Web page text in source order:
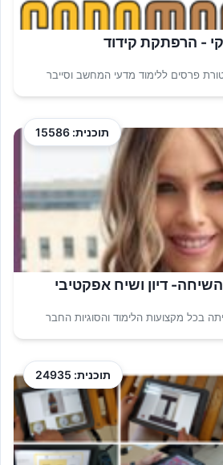
- הרפתקת קידוד
פרסים ללימוד מדעי המחשב וסייבר
תוכנית: 15586
דיון ושיח אפקטיבי
בכל מקצועות הלימוד והסוגיות החבר
תוכנית: 24935